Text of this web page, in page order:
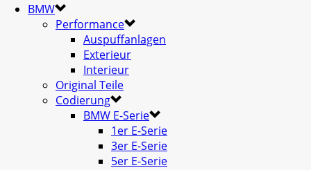
BMW
Performance
Auspuffanlagen
Exterieur
Interieur
Original Teile
Codierung
BMW E-Serie
1er E-Serie
3er E-Serie
5er E-Serie